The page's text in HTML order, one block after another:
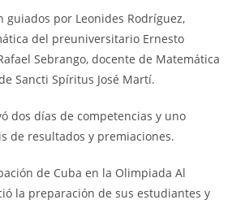
guiados por Leonides Rodríguez,
del preuniversitario Ernesto
Sebrango, docente de Matemática
Sancti Spíritus José Martí.
dos días de competencias y uno
de resultados y premiaciones.
de Cuba en la Olimpiada Al
la preparación de sus estudiantes y